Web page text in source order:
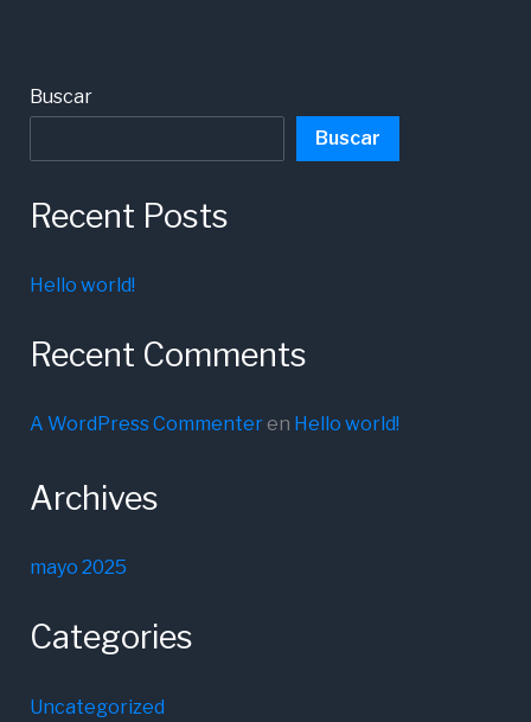
Buscar
Buscar
Recent Posts
Hello world!
Recent Comments
A WordPress Commenteren Hello world!
Archives
mayo 2025
Categories
Uncategorized